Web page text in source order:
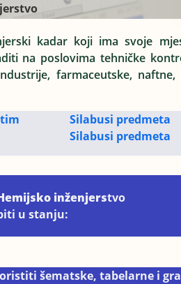
kadar koji ima svoje
na poslovima tehničke
farmaceutske,
Silabusi predmeta
Silabusi predmeta
inženjerstvo
u stanju:
šematske, tabelarne i